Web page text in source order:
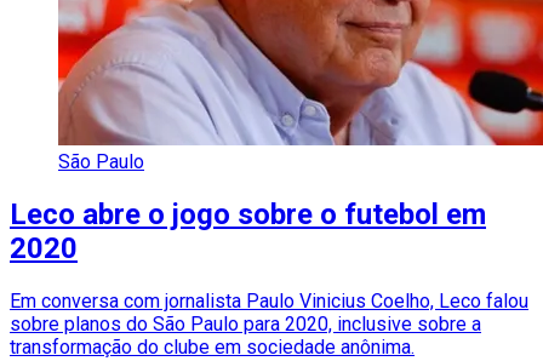
São Paulo
Leco abre o jogo sobre o futebol em
2020
Em conversa com jornalista Paulo Vinicius Coelho, Leco falou
sobre planos do São Paulo para 2020, inclusive sobre a
transformação do clube em sociedade anônima.